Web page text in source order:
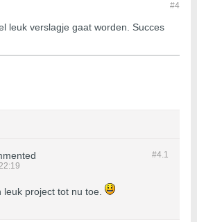
#4
leuk verslagje gaat worden. Succes
#4.1
leuk project tot nu toe.